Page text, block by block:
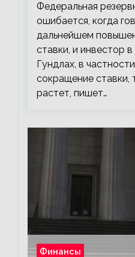
Федеральная
ошибается, когда
дальнейшем
ставки, и инвестор
Гундлах, в
сокращение ставки,
растет, пишет…
Финансы